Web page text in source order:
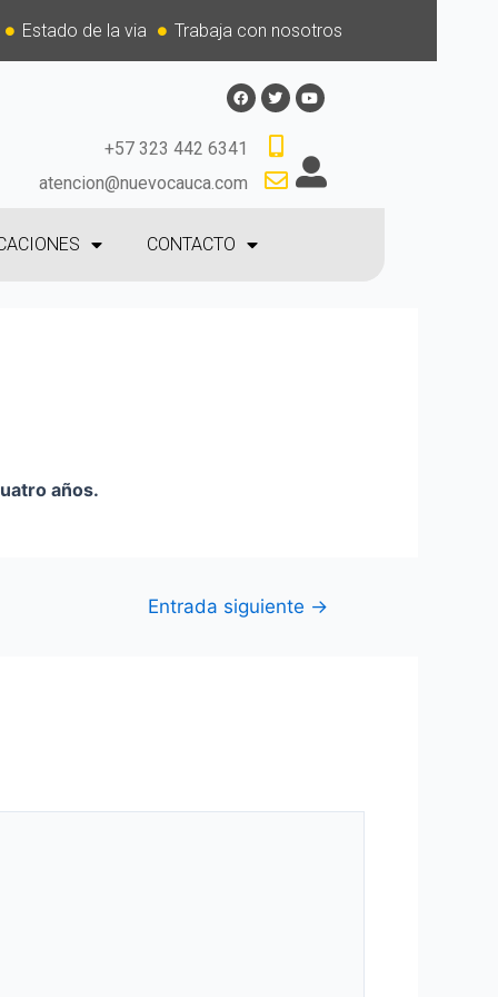
Estado de la via Trabaja con nosotros
+57 323 442 6341
atencion@nuevocauca.com
CONTACTO
años.
Entrada siguiente →